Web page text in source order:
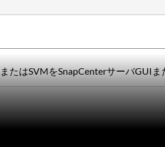
たはSVMをSnapCenterサーバGUI